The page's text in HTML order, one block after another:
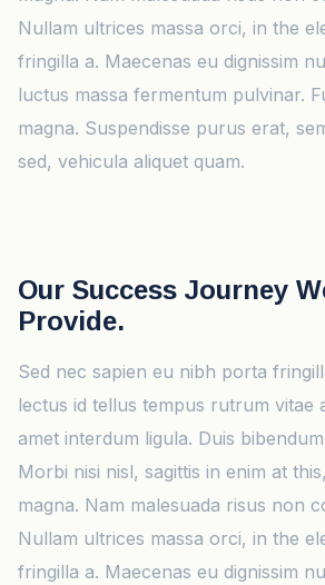
Nullam ultrices massa orci, in the
fringilla a. Maecenas eu dignissim
luctus massa fermentum pulvinar.
magna. Suspendisse purus erat,
sed, vehicula aliquet quam.
Our Success Journey
Provide.
Sed nec sapien eu nibh porta
lectus id tellus tempus rutrum vitae
amet interdum ligula. Duis
Morbi nisi nisl, sagittis in enim at
magna. Nam malesuada risus non
Nullam ultrices massa orci, in the
fringilla a. Maecenas eu dignissim